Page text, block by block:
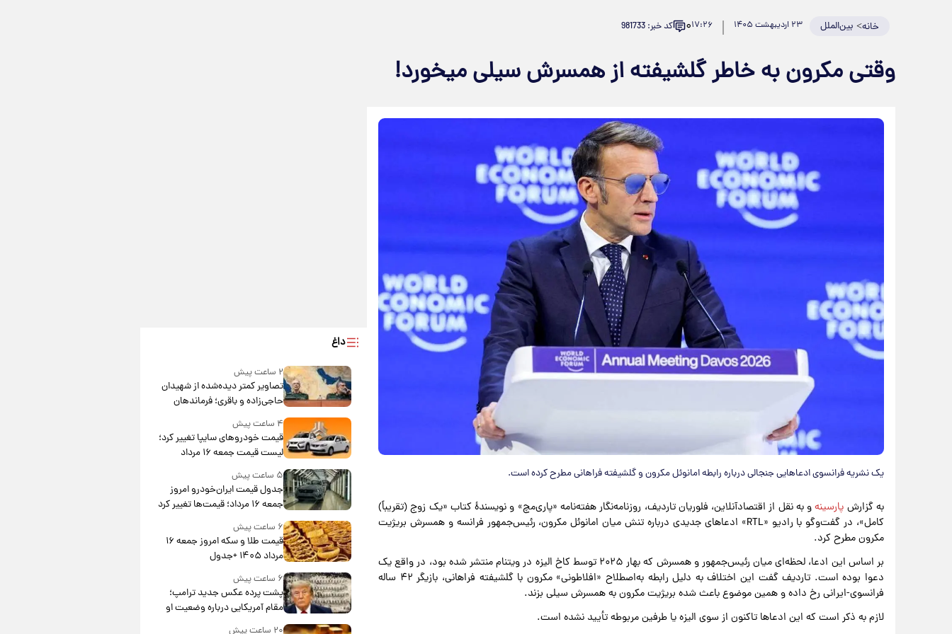
خانه> بین‌الملل ۲۳ اردیبهشت ۱۴۰۵ ۱۷:۲۶۰ کد خبر: 981733
وقتی مکرون به خاطر گلشیفته از همسرش سیلی میخورد!
یک نشریه فرانسوی ادعا‌هایی جنجالی درباره رابطه امانوئل مکرون و گلشیفته فراهانی مطرح کرده است.
به گزارش پارسینهو به نقل از اقتصادآنلاین، فلوریان تاردیف، روزنامه‌نگار هفته‌نامه «پاری‌مچ» و نویسندهٔ کتاب «یک زوج (تقریباً)
کامل»، در گفت‌و‌گو با رادیو «RTL» ادعا‌های جدیدی درباره تنش میان امانوئل مکرون، رئیس‌جمهور فرانسه و همسرش بریژیت
مکرون مطرح کرد.
بر اساس این ادعا، لحظه‌ای میان رئیس‌جمهور و همسرش که بهار ۲۰۲۵ توسط کاخ الیزه در ویتنام منتشر شده بود، در واقع یک
دعوا بوده است. تاردیف گفت این اختلاف به دلیل رابطه به‌اصطلاح «افلاطونی» مکرون با گلشیفته فراهانی، بازیگر ۴۲ ساله
فرانسوی-ایرانی رخ داده و همین موضوع باعث شده بریژیت مکرون به همسرش سیلی بزند.
لازم به ذکر است که این ادعا‌ها تاکنون از سوی الیزه یا طرفین مربوطه تأیید نشده است.
داغ
۲ ساعت پیش
تصاویر کمتر دیده‌شده از شهیدان
حاجی‌زاده و باقری؛ فرماندهان
شهید هوافضای ایران
۴ ساعت پیش
قیمت خودروهای سایپا تغییر کرد؛
لیست قیمت جمعه ۱۶ مرداد
منتشر شد
۵ ساعت پیش
جدول قیمت ایران‌خودرو امروز
جمعه ۱۶ مرداد؛ قیمت‌ها تغییر کرد
۶ ساعت پیش
قیمت طلا و سکه امروز جمعه ۱۶
مرداد ۱۴۰۵ +جدول
۶ ساعت پیش
پشت پرده عکس جدید ترامپ؛
مقام آمریکایی درباره وضعیت او
۲۰ ساعت پیش